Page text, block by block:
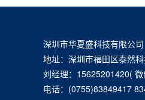
深圳市华夏盛科技有限公司
地址：深圳市福田区泰然
刘经理：15625201420(
电话：(0755)83849417